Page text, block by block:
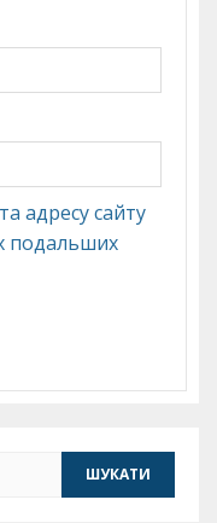
адресу сайту
подальших